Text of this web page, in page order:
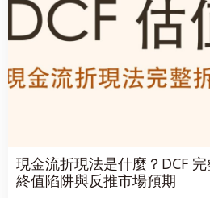
現金流折現法是什麼？DCF 完
終值陷阱與反推市場預期